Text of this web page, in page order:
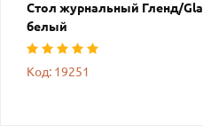
Стол журнальный Гленд/
белый
Код: 19251